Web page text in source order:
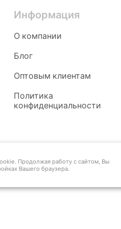
Информация
О компании
Блог
Оптовым клиентам
Политика
конфиденциальности
Продолжая работу с сайтом, Вы
Вашего браузера.